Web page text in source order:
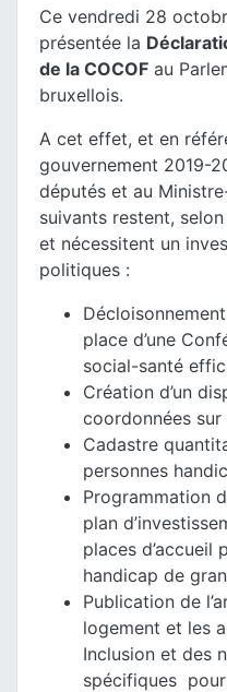
Ce vendredi 28
présentée la
de la COCOF au
bruxellois.
A cet effet, et en
gouvernement 2019-
députés et au
suivants restent,
et nécessitent un
politiques :
place d’une
social-santé
Création d’un
coordonnées
Cadastre
personnes
Programmation
plan
places d’accueil
handicap de
Publication de
logement et les
Inclusion et des
spécifiques